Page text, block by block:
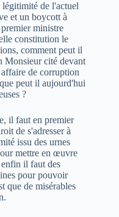
de l'actuel
et un boycott à
ministre
constitution le
comment peut il
Monsieur cité devant
de corruption
peut il aujourd'hui
?
il faut en premier
de s'adresser à
issu des urnes
mettre en œuvre
il faut des
pour pouvoir
que de misérables